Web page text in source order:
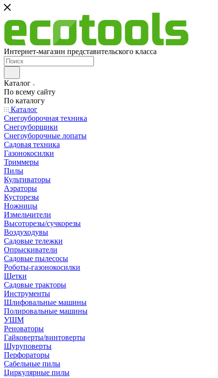
Интернет-магазин представительского класса
Каталог
По всему сайту
По каталогу
Каталог
Снегоуборочная техника
Снегоуборщики
Снегоуборочные лопаты
Садовая техника
Газонокосилки
Триммеры
Пилы
Культиваторы
Аэраторы
Кусторезы
Ножницы
Измельчители
Высоторезы/сучкорезы
Воздуходувы
Садовые тележки
Опрыскиватели
Садовые пылесосы
Роботы-газонокосилки
Щетки
Садовые тракторы
Инструменты
Шлифовальные машины
Полировальные машины
УШМ
Реноваторы
Гайковерты/винтоверты
Шуруповерты
Перфораторы
Сабельные пилы
Циркулярные пилы